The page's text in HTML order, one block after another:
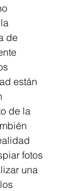
de
están
de la
fotos
una